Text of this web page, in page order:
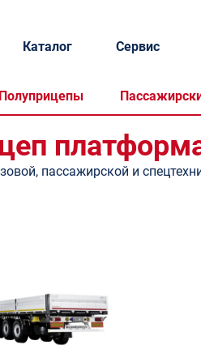
Каталог
Полуприцепы
Сервис
пассажирской и